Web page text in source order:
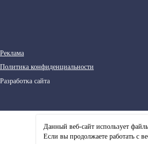
Реклама
Политика конфиденциальности
Разработка сайта
Данный веб-сайт использует
Если вы продолжаете работать с